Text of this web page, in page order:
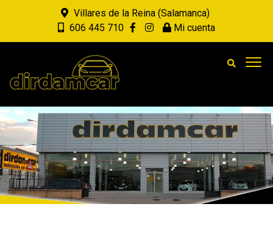
Villares de la Reina (Salamanca)
606 445 710
Mi cuenta